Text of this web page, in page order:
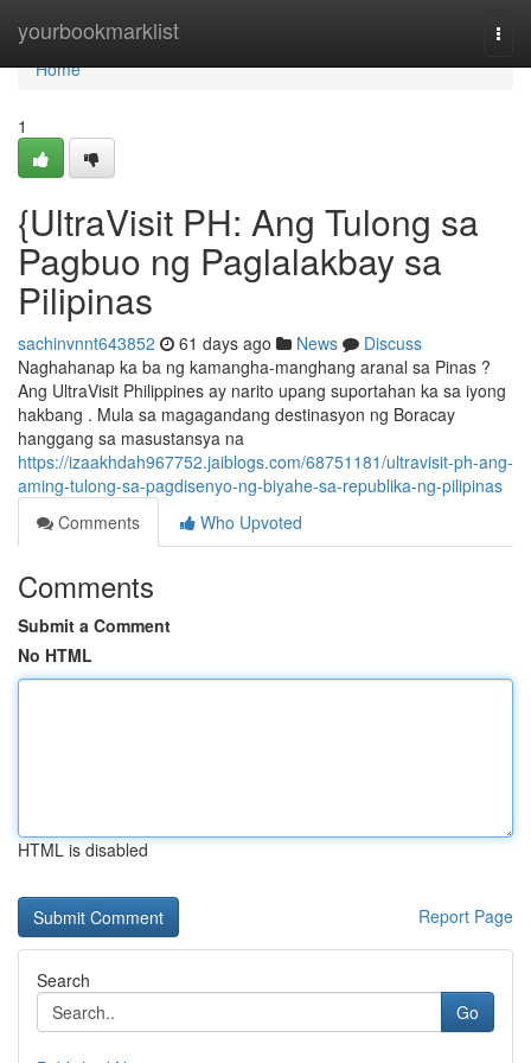
yourbookmarklist
Home
Home
1
{UltraVisit PH: Ang Tulong sa
Pagbuo ng Paglalakbay sa
Pilipinas
sachinvnnt643852 61 days ago News
Discuss
Naghahanap ka ba ng kamangha-manghang aranal sa Pinas ?
Ang UltraVisit Philippines ay narito upang suportahan ka sa iyong
hakbang . Mula sa magagandang destinasyon ng Boracay
hanggang sa masustansya na
https://izaakhdah967752.jaiblogs.com/68751181/ultravisit-ph-ang-
aming-tulong-sa-pagdisenyo-ng-biyahe-sa-republika-ng-pilipinas
Comments
Who Upvoted
Comments
Submit a Comment
No HTML
HTML is disabled
Report Page
Search
Go